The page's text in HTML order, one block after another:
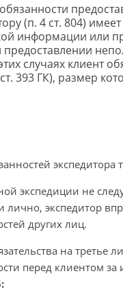
(п. 4 ст. 804)
информации или
предоставлении
случаях клиент
393 ГК), размер
экспедиции не
лично, экспедитор
других лиц.
на третье
перед клиентом